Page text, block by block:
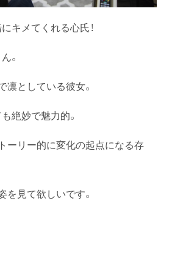
キメてくれる心氏！
。
凛としている彼女。
絶妙で魅力的。
ーリー的に変化の起点になる存
を見て欲しいです。